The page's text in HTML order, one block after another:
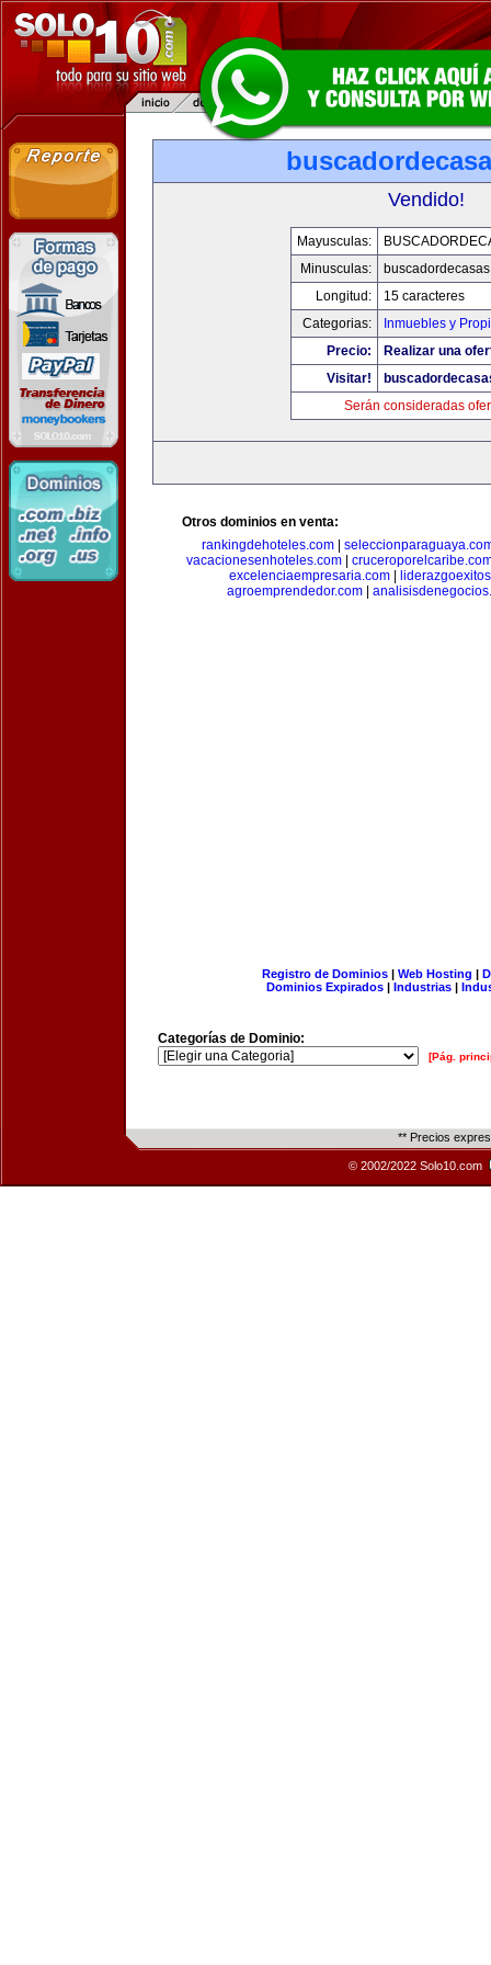
Vendido!
Mayusculas:
Minusculas:
Longitud:
15 caracteres
Categorias:
Inmuebles y
Precio:
Realizar una
Visitar!
Serán consideradas
Otros dominios en venta:
rankingdehoteles.com|
vacacionesenhoteles.com
excelenciaempresaria.com
agroemprendedor.com
Registro de Dominios| Web Hosting |
Dominios Expirados | Industrias |
Categorías de Dominio:
[Pág.
** Precios
© 2002/2022 Solo10.com